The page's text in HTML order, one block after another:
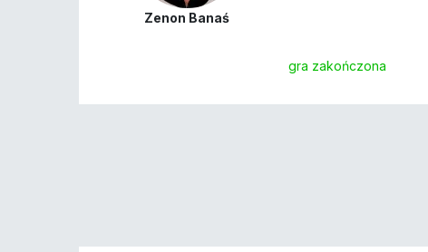
Zenon Banaś
gra zakończona